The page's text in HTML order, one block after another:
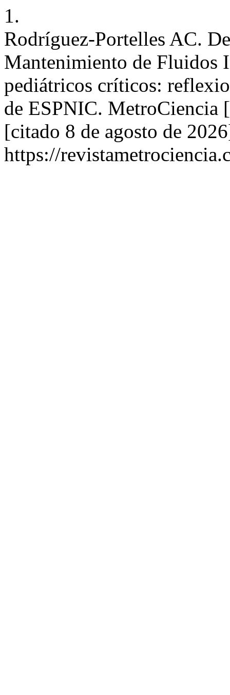
1.
Rodríguez-Portelles AC.
Mantenimiento de Fluidos
pediátricos críticos:
de ESPNIC. MetroCiencia
[citado 8 de agosto de
https://